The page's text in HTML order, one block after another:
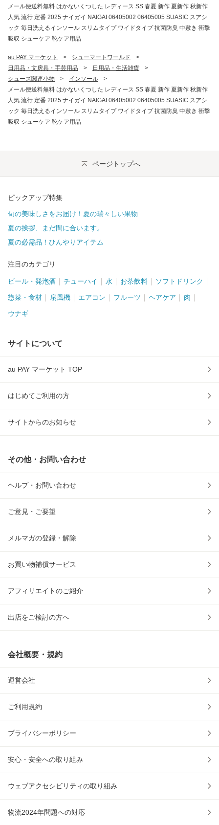
メール便送料無料 はかないくつした レディース SS 春夏 新作 夏新作 秋新作
人気 流行 定番 2025 ナイガイ NAIGAI 06405002 06405005 SUASIC スアシ
ック 毎日洗えるインソール スリムタイプ ワイドタイプ 抗菌防臭 中敷き 衝撃
吸収 シューケア 靴ケア用品
au PAY マーケット > シューマートワールド
>
日用品・文房具・手芸用品
> 日用品・生活雑貨
>
シューズ関連小物
> インソール
>
メール便送料無料 はかないくつした レディース SS 春夏 新作 夏新作 秋新作
人気 流行 定番 2025 ナイガイ NAIGAI 06405002 06405005 SUASIC スアシ
ック 毎日洗えるインソール スリムタイプ ワイドタイプ 抗菌防臭 中敷き 衝撃
吸収 シューケア 靴ケア用品
ページトップへ
ピックアップ特集
旬の美味しさをお届け！夏の瑞々しい果物
夏の挨拶、まだ間に合います。
夏の必需品！ひんやりアイテム
注目のカテゴリ
ビール・発泡酒 チューハイ 水 お茶飲料 ソフトドリンク
惣菜・食材 扇風機 エアコン フルーツ ヘアケア 肉
ウナギ
サイトについて
au PAY マーケット TOP
はじめてご利用の方
サイトからのお知らせ
その他・お問い合わせ
ヘルプ・お問い合わせ
ご意見・ご要望
メルマガの登録・解除
お買い物補償サービス
アフィリエイトのご紹介
出店をご検討の方へ
会社概要・規約
運営会社
ご利用規約
プライバシーポリシー
安心・安全への取り組み
ウェブアクセシビリティの取り組み
物流2024年問題への対応